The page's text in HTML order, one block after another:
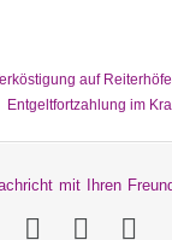
auf
Entgeltfortzahlung im
mit Ihren